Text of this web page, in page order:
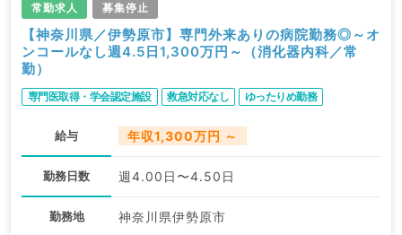
常勤求人 募集停止
【神奈川県／伊勢原市】専門外来ありの病院勤務◎～オ
ンコールなし週4.5日1,300万円～（消化器内科／常
勤）
専門医取得・学会認定施設 救急対応なし ゆったりめ勤務
給与 年収1,300万円 ～
勤務日数 週4.00日〜4.50日
勤務地 神奈川県伊勢原市